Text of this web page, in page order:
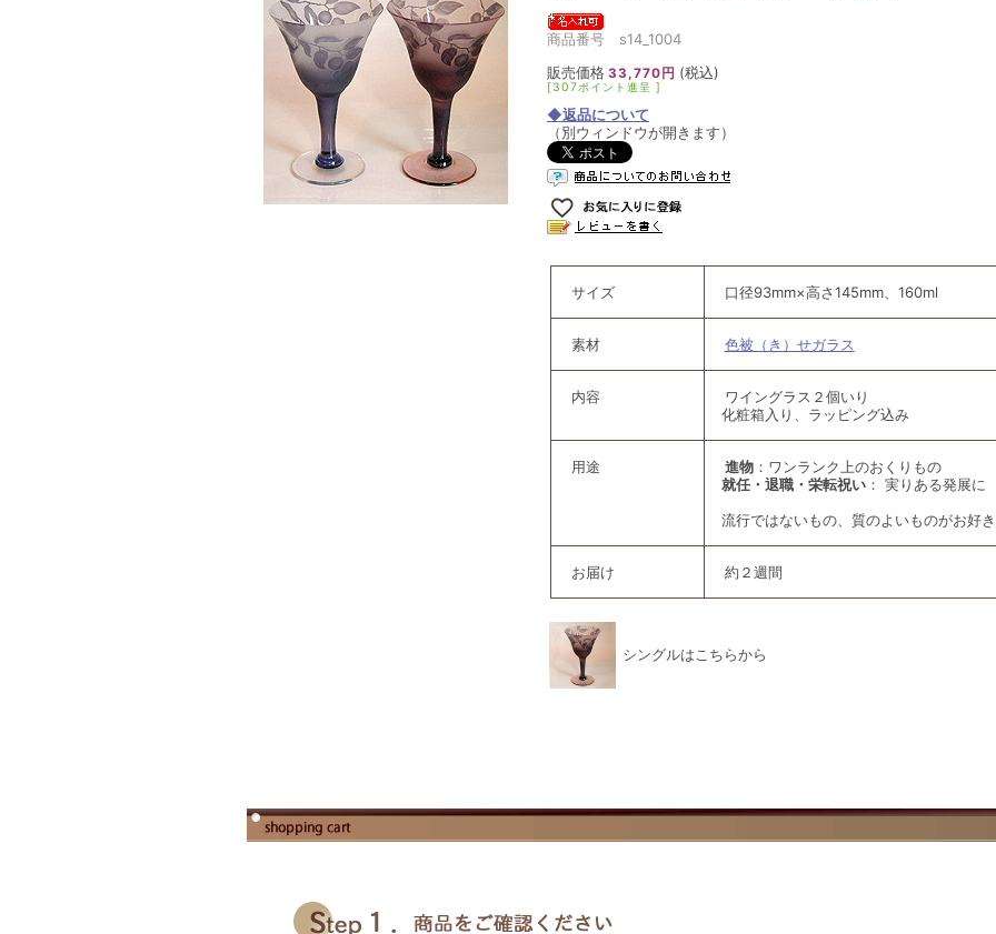
商品番号 s14_1004
販売価格 33,770円 (税込)
[307ポイント進呈 ]
◆返品について
（別ウィンドウが開きます）
サイズ 口径93mm×高さ145mm、160ml
素材 色被（き）せガラス
内容
ワイングラス２個いり
化粧箱入り、ラッピング込み
用途 進物：ワンランク上のおくりもの
就任・退職・栄転祝い ： 実りある発展に
流行ではないもの、質のよいものがお好
お届け 約２週間
シングルはこちらから